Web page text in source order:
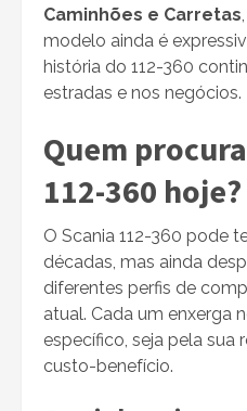
Caminhões e Carretas
modelo ainda é
história do 112-360
estradas e nos negócios.
Quem
112-360 hoje?
O Scania 112-360 pode
décadas, mas ainda
diferentes perfis de
atual. Cada um enxerga
específico, seja pela sua
custo-benefício.